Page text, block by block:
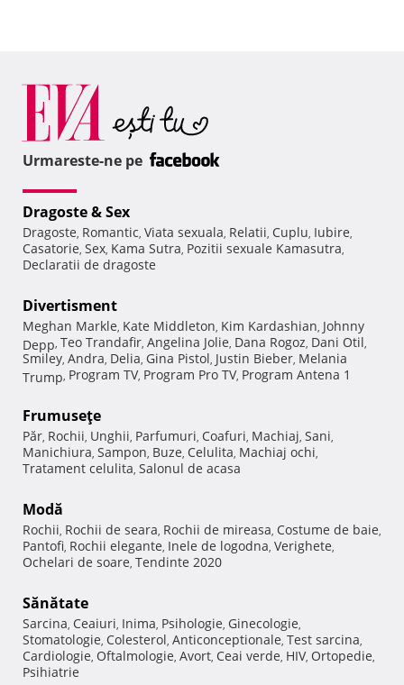
Urmareste-ne pe
Dragoste & Sex
Dragoste, Romantic, Viata sexuala, Relatii, Cuplu, Iubire,
Casatorie, Sex, Kama Sutra, Pozitii sexuale Kamasutra,
Declaratii de dragoste
Divertisment
Meghan Markle, Kate Middleton, Kim Kardashian, Johnny
Depp, Teo Trandafir, Angelina Jolie, Dana Rogoz, Dani Otil,
Smiley, Andra, Delia, Gina Pistol, Justin Bieber, Melania
Trump, Program TV, Program Pro TV, Program Antena 1
Frumuseţe
Păr, Rochii, Unghii, Parfumuri, Coafuri, Machiaj, Sani,
Manichiura, Sampon, Buze, Celulita, Machiaj ochi,
Tratament celulita, Salonul de acasa
Modă
Rochii, Rochii de seara, Rochii de mireasa, Costume de baie,
Pantofi, Rochii elegante, Inele de logodna, Verighete,
Ochelari de soare, Tendinte 2020
Sănătate
Sarcina, Ceaiuri, Inima, Psihologie, Ginecologie,
Stomatologie, Colesterol, Anticonceptionale, Test sarcina,
Cardiologie, Oftalmologie, Avort, Ceai verde, HIV, Ortopedie,
Psihiatrie